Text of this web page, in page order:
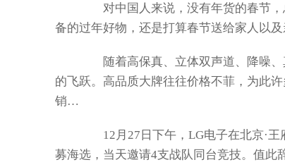
对中国人来说，没有年货的春节，
备的过年好物，还是打算春节送给家人以
随着高保真、立体双声道、降噪、
的飞跃。高品质大牌往往价格不菲，为此
销…
12月27日下午，LG电子在北京·王
募海选，当天邀请4支战队同台竞技。值此